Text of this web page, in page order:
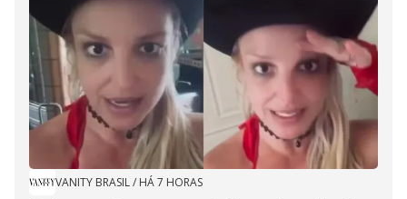
VANITY BRASIL/ HÁ 7 HORAS